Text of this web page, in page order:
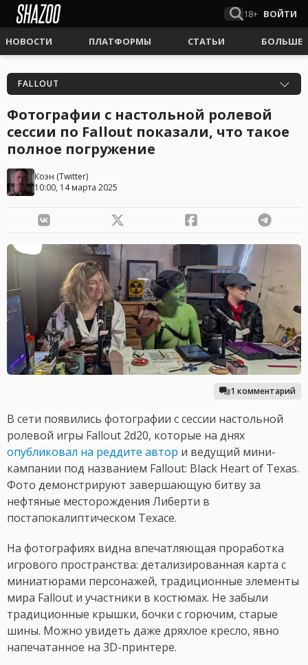
18+ ВОЙТИ
НОВОСТИ ПЛАТФОРМЫ СТАТЬИ БОЛЬШЕ
FALLOUT
Фотографии с настольной ролевой
сессии по Fallout показали, что такое
полное погружение
Коэн (Twitter)
10:00, 14 марта 2025
1 комментарий
В сети появились фотографии с сессии настольной
ролевой игры Fallout 2d20, которые на днях
опубликовал на реддите автор и ведущий мини-
кампании под названием Fallout: Black Heart of Texas.
Фото демонстрируют завершающую битву за
нефтяные месторождения Либерти в
постапокалиптическом Техасе.
На фотографиях видна впечатляющая проработка
игрового пространства: детализированная карта с
миниатюрами персонажей, традиционные элементы
мира Fallout и участники в костюмах. Не забыли
традиционные крышки, бочки с горючим, старые
шины. Можно увидеть даже дряхлое кресло, явно
напечатанное на 3D-принтере.